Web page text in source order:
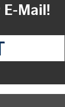
Mail!